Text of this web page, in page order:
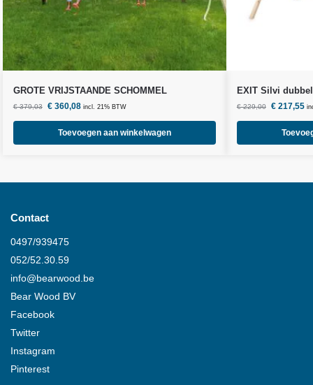
GROTE VRIJSTAANDE SCHOMMEL
€379,03 €360,08 incl. 21% BTW
Toevoegen aan winkelwagen
EXIT Silvi
€229,00 €217,55
Contact
0497/939475
052/52.30.59
info@bearwood .be
Bear Wood BV
Facebook
Twitter
Instagram
Pinterest